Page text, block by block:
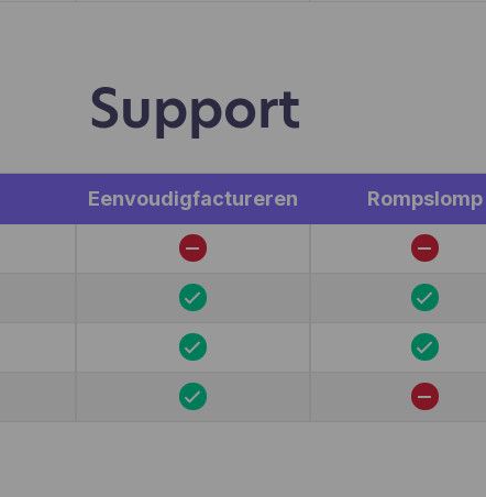
Support
Eenvoudigfactureren Rompslomp
Hotjar slaat deze informatie op in een gepseudonimiseerd
Noch Hotjar, noch wij zullen deze informatie ooit
om individuele gebruikers te identificeren of te koppelen